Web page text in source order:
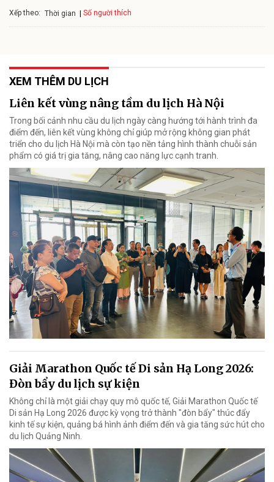
Xếp theo: Thời gian Số người thích
XEM THÊM DU LỊCH
Liên kết vùng nâng tầm du lịch Hà Nội
Trong bối cảnh nhu cầu du lịch ngày càng hướng tới hành trình đa
điểm đến, liên kết vùng không chỉ giúp mở rộng không gian phát
triển cho du lịch Hà Nội mà còn tạo nền tảng hình thành chuỗi sản
phẩm có giá trị gia tăng, nâng cao năng lực cạnh tranh.
Giải Marathon Quốc tế Di sản Hạ Long 2026:
Đòn bẩy du lịch sự kiện
Không chỉ là một giải chạy quy mô quốc tế, Giải Marathon Quốc tế
Di sản Hạ Long 2026 được kỳ vọng trở thành "đòn bẩy" thúc đẩy
kinh tế sự kiện, quảng bá hình ảnh điểm đến và gia tăng sức hút cho
du lịch Quảng Ninh.